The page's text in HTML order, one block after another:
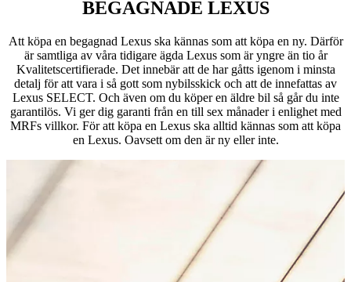
BEGAGNADE LEXUS
Att köpa en begagnad Lexus ska kännas som att köpa en ny. Därför
är samtliga av våra tidigare ägda Lexus som är yngre än tio år
Kvalitetscertifierade. Det innebär att de har gåtts igenom i minsta
detalj för att vara i så gott som nybilsskick och att de innefattas av
Lexus SELECT. Och även om du köper en äldre bil så går du inte
garantilös. Vi ger dig garanti från en till sex månader i enlighet med
MRFs villkor. För att köpa en Lexus ska alltid kännas som att köpa
en Lexus. Oavsett om den är ny eller inte.